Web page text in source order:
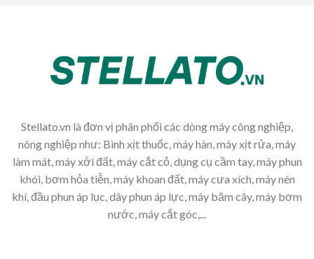
Stellato.vn là đơn vị phân phối các dòng máy công nghiệp,
nông nghiệp như: Bình xịt thuốc, máy hàn, máy xịt rửa, máy
làm mát, máy xới đất, máy cắt cỏ, dụng cụ cầm tay, máy phun
khói, bơm hỏa tiễn, máy khoan đất, máy cưa xích, máy nén
khí, đầu phun áp lục, dây phun áp lực, máy băm cây, máy bơm
nước, máy cắt góc,...